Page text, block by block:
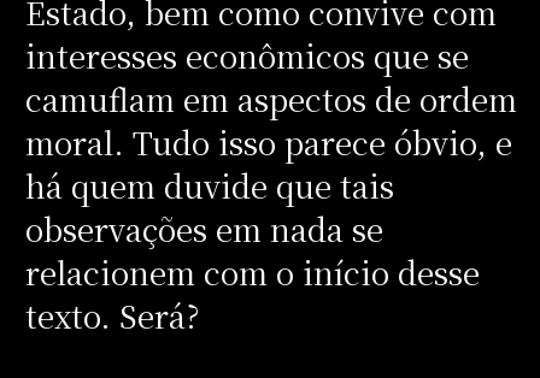
Estado, bem como convive com
interesses econômicos que se
camuflam em aspectos de ordem
moral. Tudo isso parece óbvio, e
há quem duvide que tais
observações em nada se
relacionem com o início desse
texto. Será?